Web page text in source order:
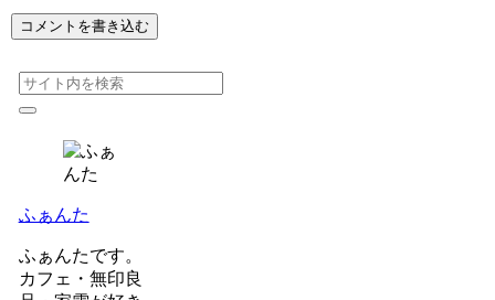
コメントを書き込む
ふぁんた
ふぁんたです。
カフェ・無印良